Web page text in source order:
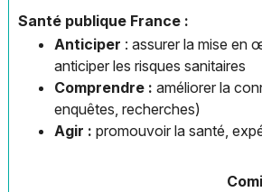
Santé publique France :
Anticiper : assurer la mise en
anticiper les risques sanitaires
Comprendre :améliorer la
enquêtes, recherches)
Agir :promouvoir la santé,